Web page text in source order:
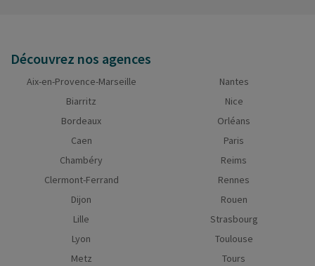
Découvrez nos agences
Aix-en-Provence-Marseille
Biarritz
Bordeaux
Caen
Chambéry
Clermont-Ferrand
Dijon
Lille
Lyon
Metz
Nantes
Nice
Orléans
Paris
Reims
Rennes
Rouen
Strasbourg
Toulouse
Tours